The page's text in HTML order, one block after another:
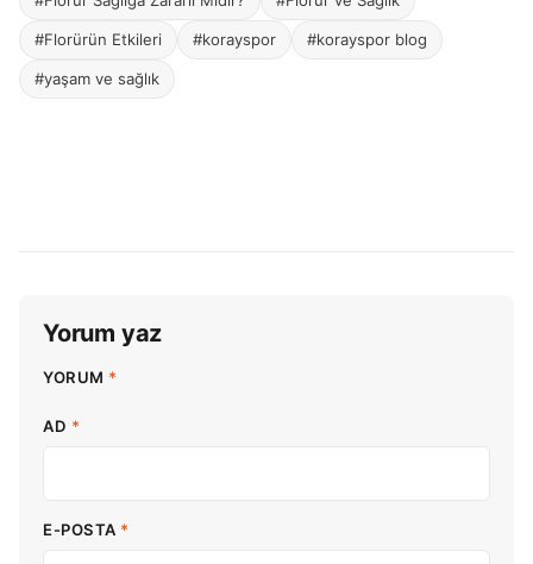
#Florürün Etkileri #korayspor #korayspor blog
#yaşam ve sağlık
Yorum yaz
YORUM *
AD *
E-POSTA *